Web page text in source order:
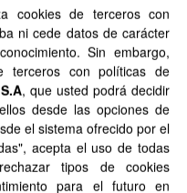
cookies de terceros con
ni cede datos de carácter
Sin embargo,
terceros con políticas de
, que usted podrá decidir
desde las opciones de
el sistema ofrecido por el
acepta el uso de todas
tipos de cookies
para el futuro en